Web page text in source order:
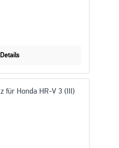
Details